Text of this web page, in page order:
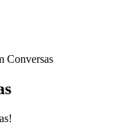
Conversas